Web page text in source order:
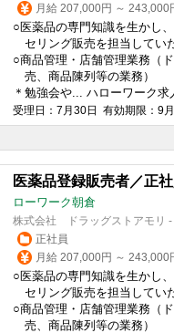
月給 207,000円 ～ 243,000
○医薬品の専門知識を生かし
セリング販売を担当してい
○商品管理・店舗管理業務（
売、商品陳列等の業務）
＊勉強会や... ハローワーク求
受理日：7月30日 有効期限：9
医薬品登録販売者／正
ローワーク朝倉
株式会社 ドラッグストアモリ -
正社員
月給 207,000円 ～ 243,000
○医薬品の専門知識を生かし
セリング販売を担当してい
○商品管理・店舗管理業務（
売、商品陳列等の業務）